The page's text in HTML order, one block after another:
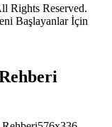
Rights Reserved.
Başlayanlar İçin